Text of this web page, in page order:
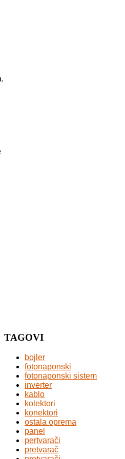
TAGOVI
bojler
fotonaponski
fotonaponski sistem
inverter
kablo
kolektori
konektori
ostala oprema
panel
pertvarači
pretvarač